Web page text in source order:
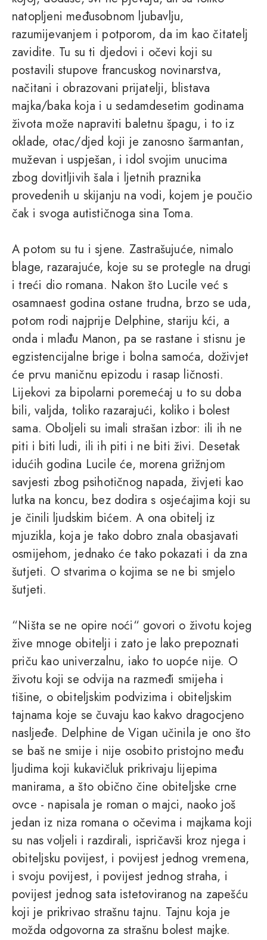
natopljeni međusobnom ljubavlju,
razumijevanjem i potporom, da im kao čitatelj
zavidite. Tu su ti djedovi i očevi koji su
postavili stupove francuskog novinarstva,
načitani i obrazovani prijatelji, blistava
majka/baka koja i u sedamdesetim godinama
života može napraviti baletnu špagu, i to iz
oklade, otac/djed koji je zanosno šarmantan,
muževan i uspješan, i idol svojim unucima
zbog dovitljivih šala i ljetnih praznika
provedenih u skijanju na vodi, kojem je poučio
čak i svoga autističnoga sina Toma.
A potom su tu i sjene. Zastrašujuće, nimalo
blage, razarajuće, koje su se protegle na drugi
i treći dio romana. Nakon što Lucile već s
osamnaest godina ostane trudna, brzo se uda,
potom rodi najprije Delphine, stariju kći, a
onda i mlađu Manon, pa se rastane i stisnu je
egzistencijalne brige i bolna samoća, doživjet
će prvu maničnu epizodu i rasap ličnosti.
Lijekovi za bipolarni poremećaj u to su doba
bili, valjda, toliko razarajući, koliko i bolest
sama. Oboljeli su imali strašan izbor: ili ih ne
piti i biti ludi, ili ih piti i ne biti živi. Desetak
idućih godina Lucile će, morena grižnjom
savjesti zbog psihotičnog napada, živjeti kao
lutka na koncu, bez dodira s osjećajima koji su
je činili ljudskim bićem. A ona obitelj iz
mjuzikla, koja je tako dobro znala obasjavati
osmijehom, jednako će tako pokazati i da zna
šutjeti. O stvarima o kojima se ne bi smjelo
šutjeti.
“Ništa se ne opire noći“ govori o životu kojeg
žive mnoge obitelji i zato je lako prepoznati
priču kao univerzalnu, iako to uopće nije. O
životu koji se odvija na razmeđi smijeha i
tišine, o obiteljskim podvizima i obiteljskim
tajnama koje se čuvaju kao kakvo dragocjeno
nasljeđe. Delphine de Vigan učinila je ono što
se baš ne smije i nije osobito pristojno među
ljudima koji kukavičluk prikrivaju lijepima
manirama, a što obično čine obiteljske crne
ovce - napisala je roman o majci, naoko još
jedan iz niza romana o očevima i majkama koji
su nas voljeli i razdirali, ispričavši kroz njega i
obiteljsku povijest, i povijest jednog vremena,
i svoju povijest, i povijest jednog straha, i
povijest jednog sata istetoviranog na zapešću
koji je prikrivao strašnu tajnu. Tajnu koja je
možda odgovorna za strašnu bolest majke.